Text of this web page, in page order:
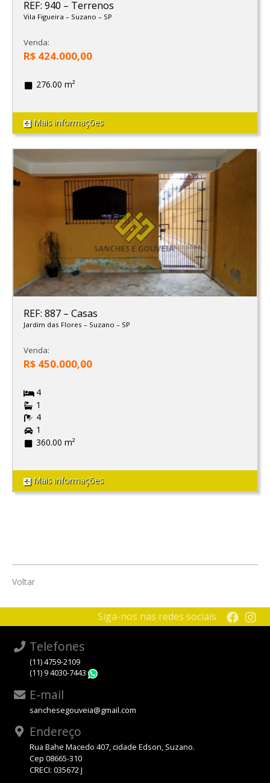
REF: 940 – Terrenos
Vila Figueira – Suzano – SP
Venda:
R$ 424.000,00
276.00 m²
Mais informações
REF: 887 – Casas
Jardim das Flores – Suzano – SP
Venda:
R$ 450.000,00
4
1
4
1
360.00 m²
Mais informações
Voltar
Siga-nos nas redes sociais
Telefones
(11) 4759-2109
(11) 9 4030-7443
E-mail
sanchesegouveia@gmail.com
Endereço
Rua Bahe Macedo 407, cidade Edson, Suzano.
Cep 08665-310
CRECI: 035672 J